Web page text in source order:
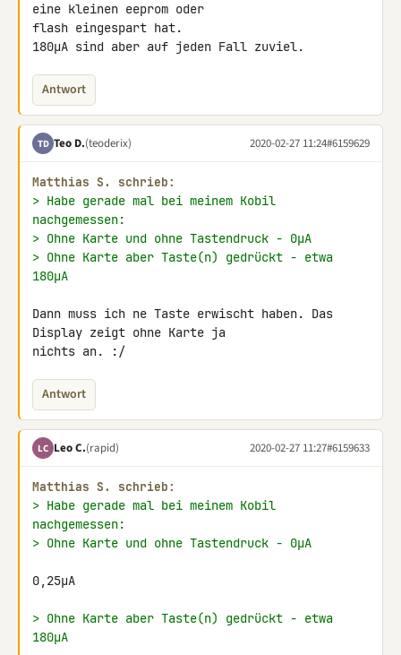
eine kleinen eeprom oder
flash eingespart hat.
180µA sind aber auf jeden Fall zuviel.
Antwort
TD Teo D.(teoderix) 2020-02-27 11:24#6159629
Matthias S. schrieb:
> Habe gerade mal bei meinem Kobil
nachgemessen:
> Ohne Karte und ohne Tastendruck - 0µA
> Ohne Karte aber Taste(n) gedrückt - etwa
180µA
Dann muss ich ne Taste erwischt haben. Das
Display zeigt ohne Karte ja
nichts an. :/
Antwort
LC Leo C.(rapid) 2020-02-27 11:27#6159633
Matthias S. schrieb:
> Habe gerade mal bei meinem Kobil
nachgemessen:
> Ohne Karte und ohne Tastendruck - 0µA
0,25µA
> Ohne Karte aber Taste(n) gedrückt - etwa
180µA